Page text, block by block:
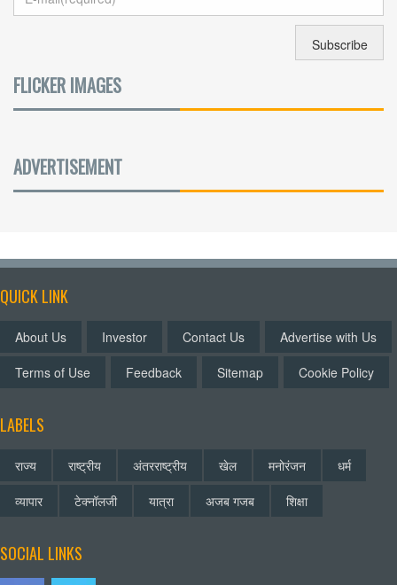
FLICKER IMAGES
ADVERTISEMENT
QUICK LINK
About Us Investor Contact Us
Advertise with Us
Terms of Use
Feedback Sitemap Cookie Policy
LABELS
राज्य राष्ट्रीय अंतरराष्ट्रीय खेल मनोरंजन
धर्म
व्यापार
टेक्नॉलजी यात्रा अजब गजब शिक्षा
SOCIAL LINKS